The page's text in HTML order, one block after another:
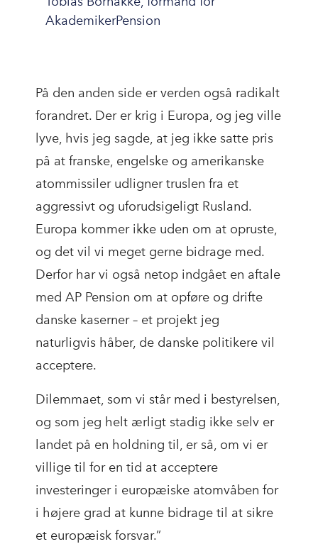
AkademikerPension
På den anden side er verden også radikalt
forandret. Der er krig i Europa, og jeg ville
lyve, hvis jeg sagde, at jeg ikke satte pris
på at franske, engelske og amerikanske
atommissiler udligner truslen fra et
aggressivt og uforudsigeligt Rusland.
Europa kommer ikke uden om at opruste,
og det vil vi meget gerne bidrage med.
Derfor har vi også netop indgået en aftale
med AP Pension om at opføre og drifte
danske kaserner – et projekt jeg
naturligvis håber, de danske politikere vil
acceptere.
Dilemmaet, som vi står med i bestyrelsen,
og som jeg helt ærligt stadig ikke selv er
landet på en holdning til, er så, om vi er
villige til for en tid at acceptere
investeringer i europæiske atomvåben for
i højere grad at kunne bidrage til at sikre
et europæisk forsvar.”